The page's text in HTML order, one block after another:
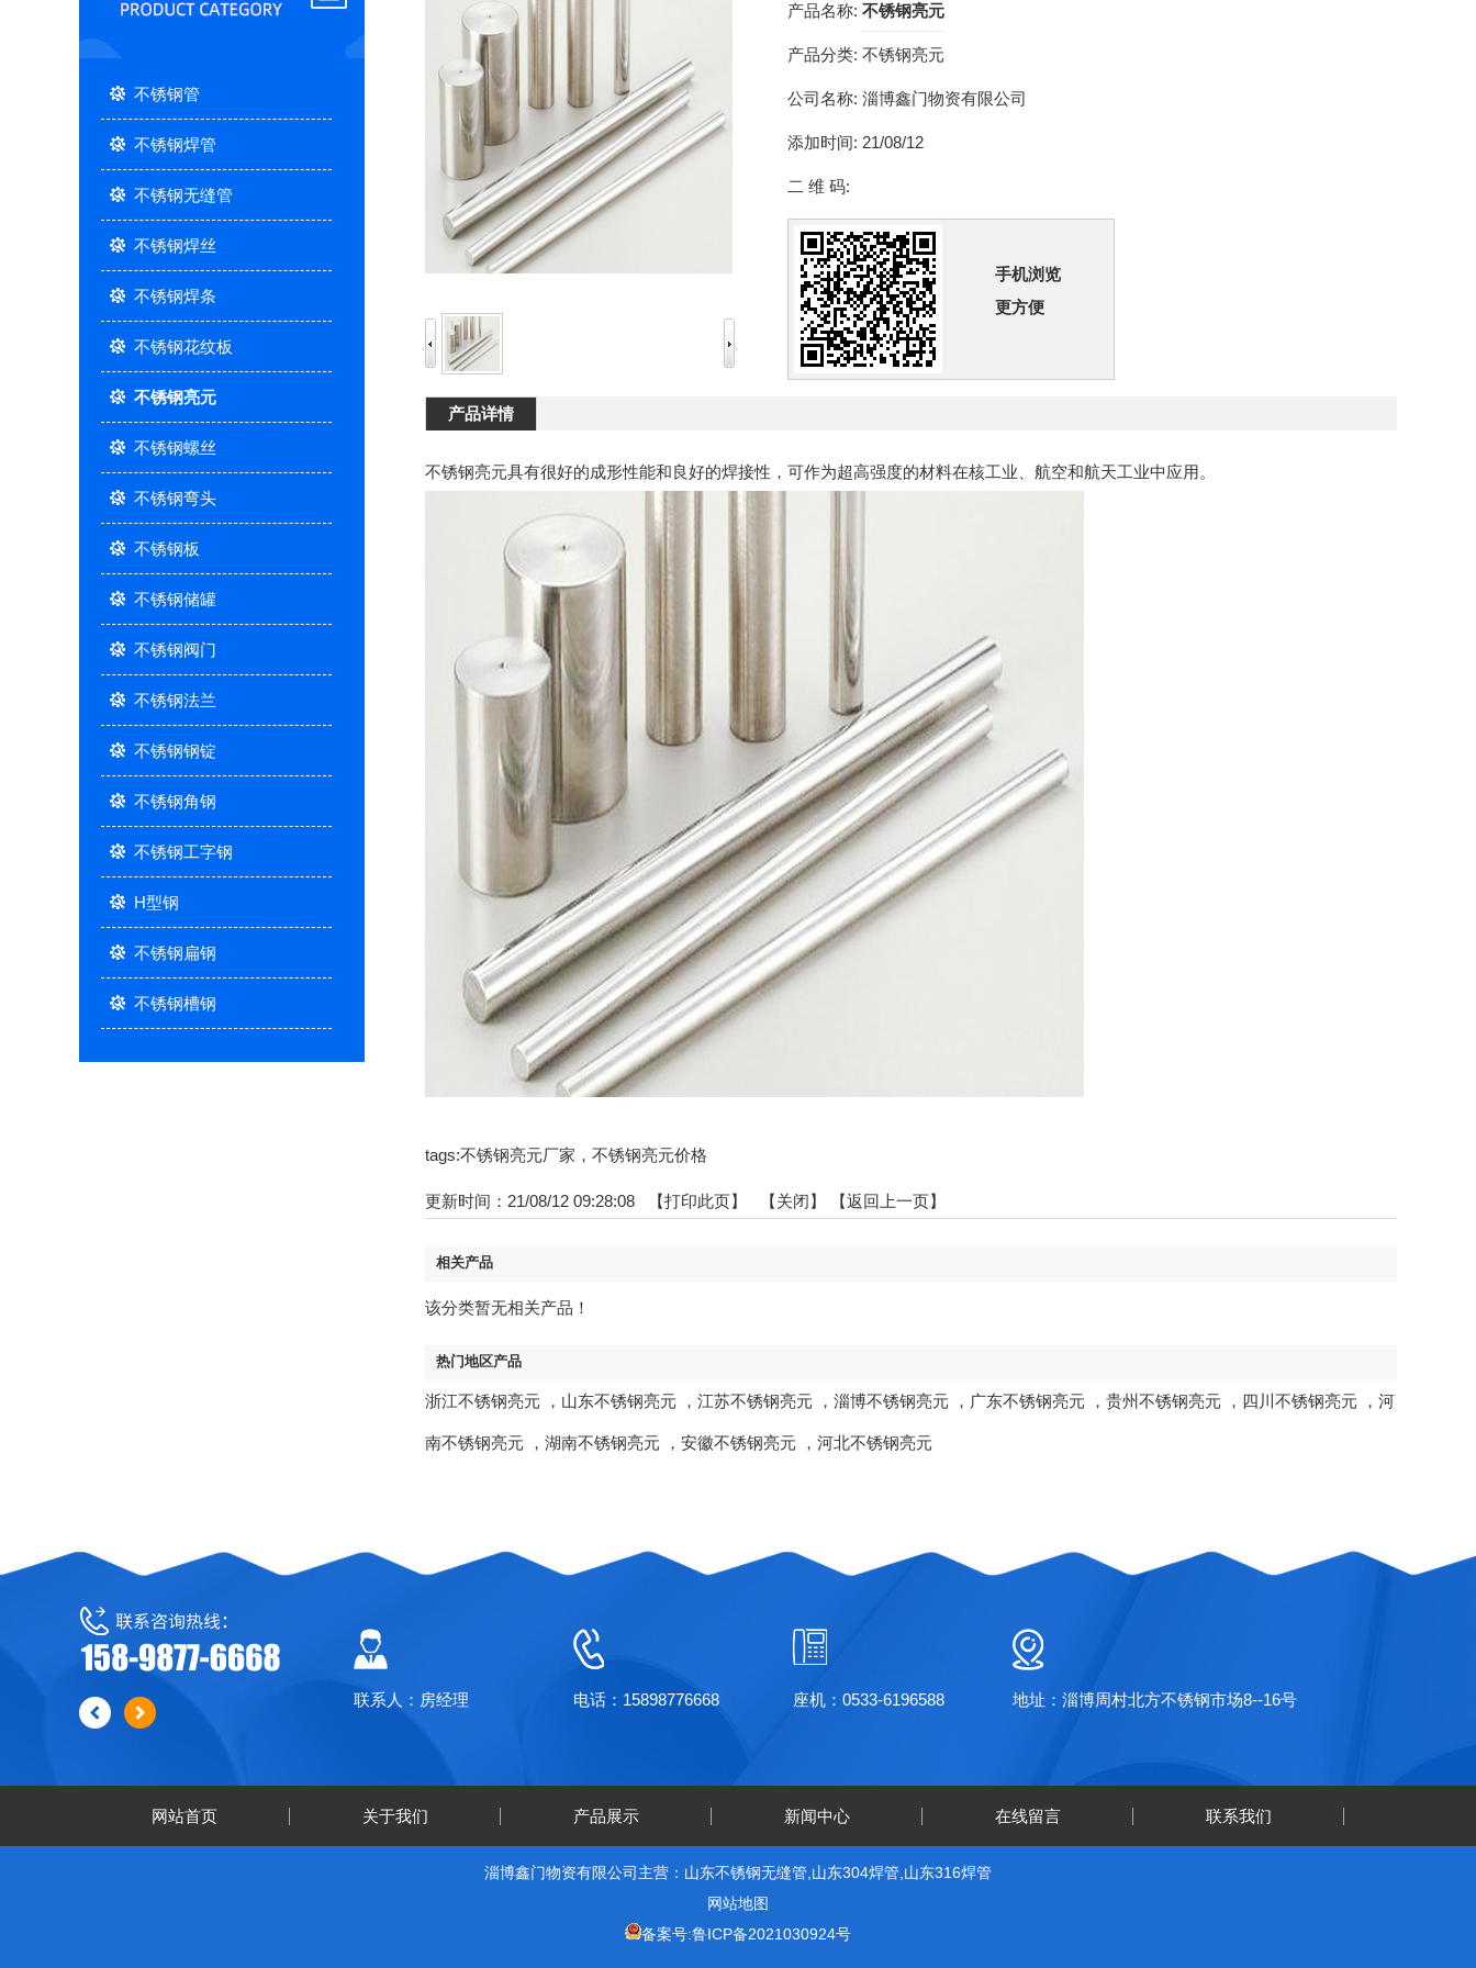
不锈钢管
不锈钢焊管
不锈钢无缝管
不锈钢焊丝
不锈钢焊条
不锈钢花纹板
不锈钢亮元
不锈钢螺丝
不锈钢弯头
不锈钢板
不锈钢储罐
不锈钢阀门
不锈钢法兰
不锈钢钢锭
不锈钢角钢
不锈钢工字钢
H型钢
不锈钢扁钢
不锈钢槽钢
产品名称: 不锈钢亮元
产品分类: 不锈钢亮元
公司名称: 淄博鑫门物资有限公司
添加时间: 21/08/12
二 维 码:
手机浏览
更方便
产品详情
不锈钢亮元具有很好的成形性能和良好的焊接性，可作为超高强度的材料在核工业、航空和航天工业中应用。
tags:不锈钢亮元厂家，不锈钢亮元价格
更新时间：21/08/12 09:28:08 【打印此页】 【关闭】 【返回上一页】
相关产品
该分类暂无相关产品！
热门地区产品
浙江不锈钢亮元 ， 山东不锈钢亮元 ， 江苏不锈钢亮元 ， 淄博不锈钢亮元 ， 广东不锈钢亮元 ， 贵州不锈钢亮元 ， 四川不锈钢亮元 ， 河
南不锈钢亮元 ， 湖南不锈钢亮元 ， 安徽不锈钢亮元 ， 河北不锈钢亮元
联系人：房经理 电话：15898776668 座机：0533-6196588 地址：淄博周村北方不锈钢市场8--16号
网站首页 关于我们 产品展示 新闻中心 在线留言 联系我们
淄博鑫门物资有限公司主营：山东不锈钢无缝管,山东304焊管,山东316焊管
网站地图
备案号:鲁ICP备2021030924号